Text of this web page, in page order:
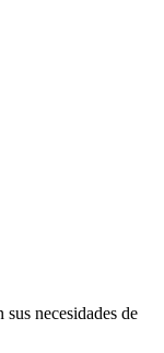
necesidades de